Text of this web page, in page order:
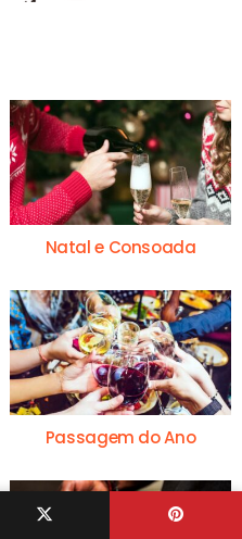
Natal e Consoada
Passagem do Ano